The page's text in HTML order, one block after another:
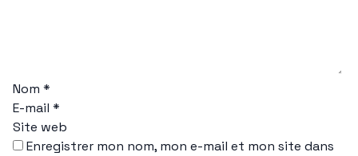
Nom *
E-mail *
Site web
Enregistrer mon nom, mon e-mail et mon site dans